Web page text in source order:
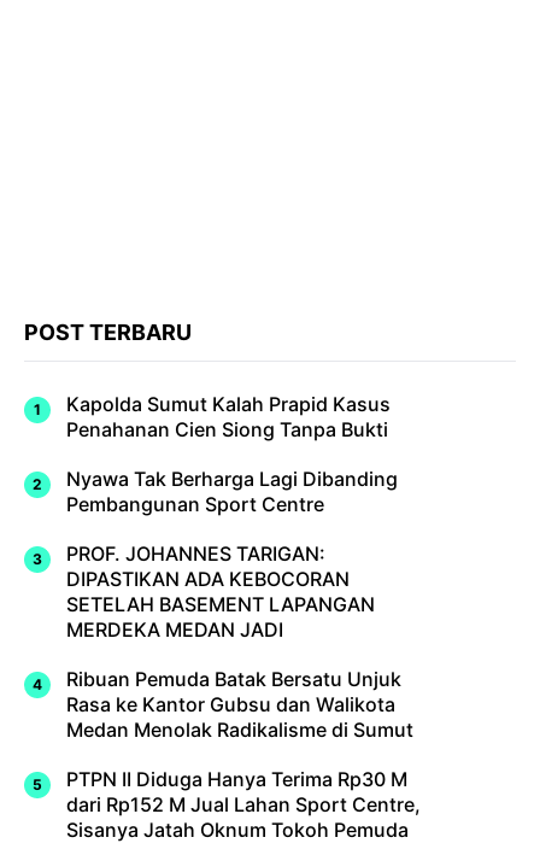
POST TERBARU
Kapolda Sumut Kalah Prapid Kasus
Penahanan Cien Siong Tanpa Bukti
Nyawa Tak Berharga Lagi Dibanding
Pembangunan Sport Centre
PROF. JOHANNES TARIGAN:
DIPASTIKAN ADA KEBOCORAN
SETELAH BASEMENT LAPANGAN
MERDEKA MEDAN JADI
Ribuan Pemuda Batak Bersatu Unjuk
Rasa ke Kantor Gubsu dan Walikota
Medan Menolak Radikalisme di Sumut
PTPN II Diduga Hanya Terima Rp30 M
dari Rp152 M Jual Lahan Sport Centre,
Sisanya Jatah Oknum Tokoh Pemuda